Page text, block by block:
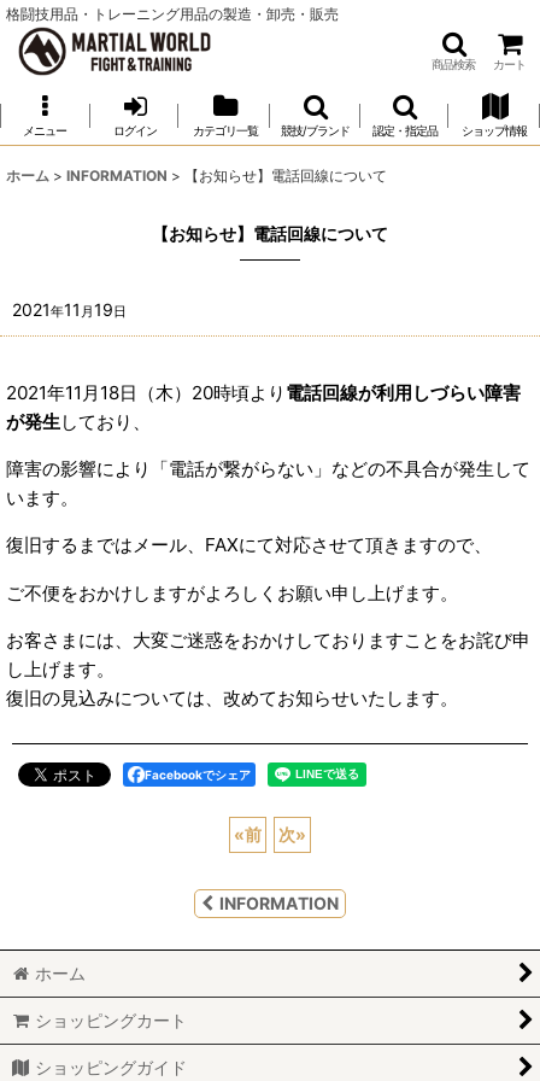
格闘技用品・トレーニング用品の製造・卸売・販売
商品検索 カート
メニュー ログイン カテゴリ一覧 競技/ブランド 認定・指定品 ショップ情報
ホーム > INFORMATION > 【お知らせ】電話回線について
【お知らせ】電話回線について
2021年11 月19日
2021年11月18日（木）20時頃より 電話回線が利用しづらい障害
が発生しており、
障害の影響により「電話が繋がらない」などの不具合が発生して
います。
復旧するまではメール、FAXにて対応させて頂きますので、
ご不便をおかけしますがよろしくお願い申し上げます。
お客さまには、大変ご迷惑をおかけしておりますことをお詫び申
し上げます。
復旧の見込みについては、改めてお知らせいたします。
Facebookでシェア
«前 次»
INFORMATION
ホーム
ショッピングカート
ショッピングガイド